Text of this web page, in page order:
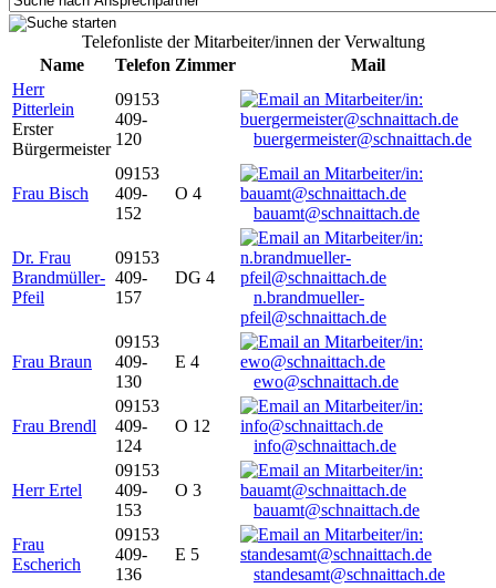
Telefonliste der Mitarbeiter/innen der Verwaltung
Name
Telefon Zimmer
Mail
Herr
Pitterlein
Erster
Bürgermeister
09153
409-
120
buergermeister@schnaittach.de
Frau Bisch
09153
409-
152
O 4
bauamt@schnaittach.de
Dr. Frau
Brandmüller-
Pfeil
09153
409-
157
DG 4
n.brandmueller-
pfeil@schnaittach.de
Frau Braun
09153
409-
130
E 4
ewo@schnaittach.de
Frau Brendl
09153
409-
124
O 12
info@schnaittach.de
Herr Ertel
09153
409-
153
O 3
bauamt@schnaittach.de
Frau
Escherich
09153
409-
136
E 5
standesamt@schnaittach.de